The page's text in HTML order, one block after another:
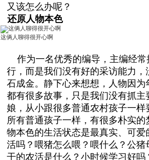
又该怎么办呢？
还原人物本色
这俩人聊得很开心啊
作为一名优秀的编导，主编经常
行，而是我们没有好的采访能力
石成金。静下心来想想，人物因
都有很多故事，只是我们没有抓
娘，从小跟很多普通农村孩子一
所有普通孩子一样，有很多朴实
物本色的生活状态是最真实、可
活吗？喂猪怎么喂？喂什么？公
干的农活是什么？小时候学习好